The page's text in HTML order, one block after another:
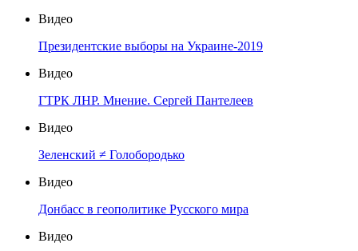
Видео
Президентские выборы на Украине-2019
Видео
ГТРК ЛНР. Мнение. Сергей Пантелеев
Видео
Зеленский ≠ Голобородько
Видео
Донбасс в геополитике Русского мира
Видео